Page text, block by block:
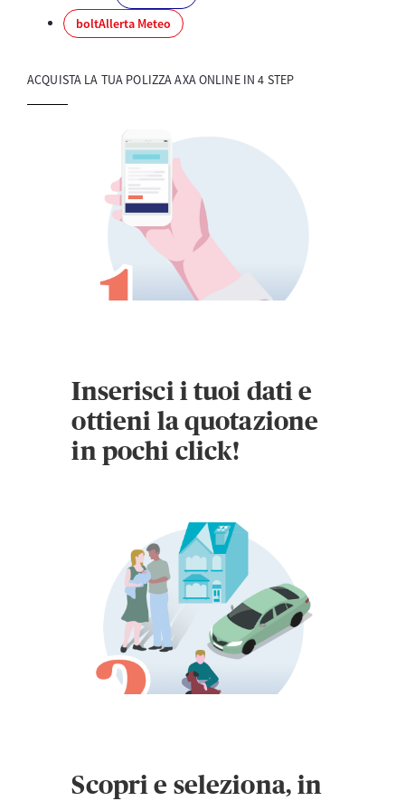
boltAllerta Meteo
ACQUISTA LA TUA POLIZZA AXA ONLINE IN 4 STEP
Inserisci i tuoi dati e
ottieni la quotazione
in pochi click!
Scopri e seleziona, in